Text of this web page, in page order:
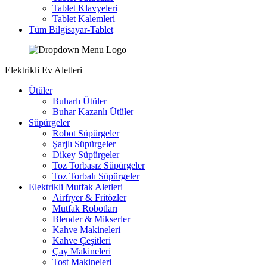
Tablet Klavyeleri
Tablet Kalemleri
Tüm Bilgisayar-Tablet
Elektrikli Ev Aletleri
Ütüler
Buharlı Ütüler
Buhar Kazanlı Ütüler
Süpürgeler
Robot Süpürgeler
Şarjlı Süpürgeler
Dikey Süpürgeler
Toz Torbasız Süpürgeler
Toz Torbalı Süpürgeler
Elektrikli Mutfak Aletleri
Airfryer & Fritözler
Mutfak Robotları
Blender & Mikserler
Kahve Makineleri
Kahve Çeşitleri
Çay Makineleri
Tost Makineleri